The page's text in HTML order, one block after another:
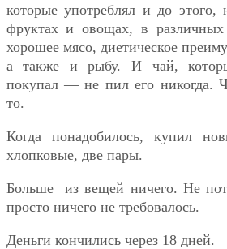
которые употреблял и до этого,
фруктах и овощах, в
хорошее мясо, диетическое
а также и рыбу. И чай,
покупал — не пил его никогда.
то.
Когда понадобилось, купил
хлопковые, две пары.
Больше из вещей ничего. Не
просто ничего не требовалось.
Деньги кончились через 18 дней.